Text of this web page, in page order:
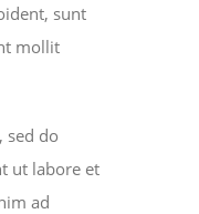
sunt
mollit
sed do
ut labore et
ad